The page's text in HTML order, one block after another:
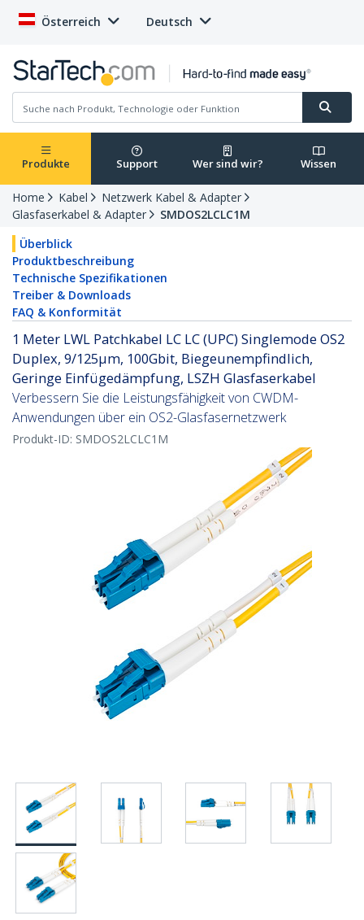
Österreich Deutsch
Produkte Support Wer sind wir? Wissen
Home Kabel
Netzwerk Kabel & Adapter
Glasfaserkabel & Adapter
SMDOS2LCLC1M
Überblick
Produktbeschreibung
Technische Spezifikationen
Treiber & Downloads
FAQ & Konformität
1 Meter LWL Patchkabel LC LC (UPC) Singlemode OS2
Duplex, 9/125µm, 100Gbit, Biegeunempfindlich,
Geringe Einfügedämpfung, LSZH Glasfaserkabel
Verbessern Sie die Leistungsfähigkeit von CWDM-
Anwendungen über ein OS2-Glasfasernetzwerk
Produkt-ID: SMDOS2LCLC1M